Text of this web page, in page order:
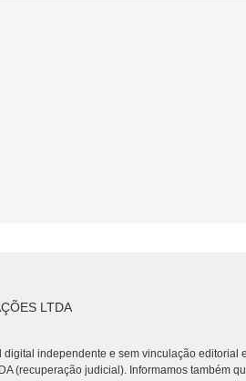
LTDA
digital independente e sem vinculação editorial
(recuperação judicial). Informamos também